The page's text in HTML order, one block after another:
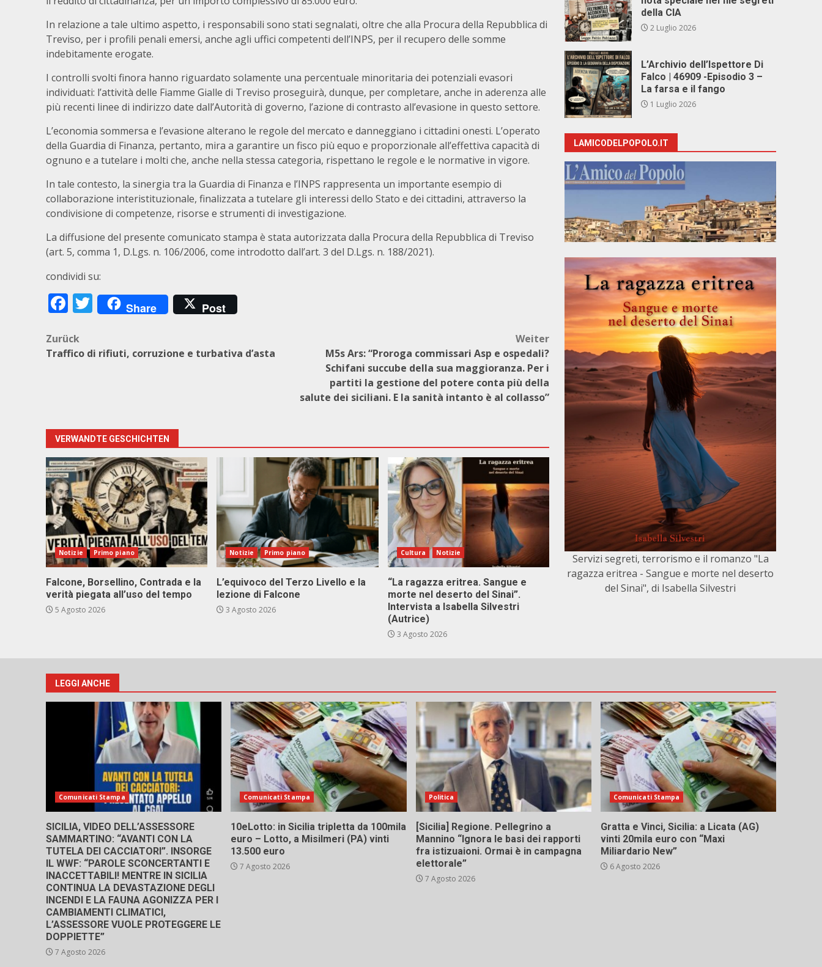
In relazione a tale ultimo aspetto, i responsabili sono stati segnalati, oltre che alla Procura della Repubblica di
Treviso, per i profili penali emersi, anche agli uffici competenti dell’INPS, per il recupero delle somme
indebitamente erogate.
I controlli svolti finora hanno riguardato solamente una percentuale minoritaria dei potenziali evasori
individuati: l’attività delle Fiamme Gialle di Treviso proseguirà, dunque, per completare, anche in aderenza alle
più recenti linee di indirizzo date dall’Autorità di governo, l’azione di contrasto all’evasione in questo settore.
L’economia sommersa e l’evasione alterano le regole del mercato e danneggiano i cittadini onesti. L’operato
della Guardia di Finanza, pertanto, mira a garantire un fisco più equo e proporzionale all’effettiva capacità di
ognuno e a tutelare i molti che, anche nella stessa categoria, rispettano le regole e le normative in vigore.
In tale contesto, la sinergia tra la Guardia di Finanza e l’INPS rappresenta un importante esempio di
collaborazione interistituzionale, finalizzata a tutelare gli interessi dello Stato e dei cittadini, attraverso la
condivisione di competenze, risorse e strumenti di investigazione.
La diffusione del presente comunicato stampa è stata autorizzata dalla Procura della Repubblica di Treviso
(art. 5, comma 1, D.Lgs. n. 106/2006, come introdotto dall’art. 3 del D.Lgs. n. 188/2021).
condividi su:
Facebook
Twitter
Share Post
Beitragsnavigation
Zurück
Traffico di rifiuti, corruzione e turbativa d’asta
Weiter
M5s Ars: “Proroga commissari Asp e ospedali?
Schifani succube della sua maggioranza. Per i
partiti la gestione del potere conta più della
salute dei siciliani. E la sanità intanto è al collasso”
VERWANDTE GESCHICHTEN
Notizie Primo piano
Falcone, Borsellino, Contrada e la
verità piegata all’uso del tempo
5 Agosto 2026
Notizie Primo piano
L’equivoco del Terzo Livello e la
lezione di Falcone
3 Agosto 2026
Cultura Notizie
“La ragazza eritrea. Sangue e
morte nel deserto del Sinai”.
Intervista a Isabella Silvestri
(Autrice)
3 Agosto 2026
della CIA
2 Luglio 2026
L’Archivio dell’Ispettore Di
Falco | 46909 -Episodio 3 –
La farsa e il fango
1 Luglio 2026
LAMICODELPOPOLO.IT
Servizi segreti, terrorismo e il romanzo "La
ragazza eritrea - Sangue e morte nel deserto
del Sinai", di Isabella Silvestri
LEGGI ANCHE
Comunicati Stampa
SICILIA, VIDEO DELL’ASSESSORE
SAMMARTINO: “AVANTI CON LA
TUTELA DEI CACCIATORI”. INSORGE
IL WWF: “PAROLE SCONCERTANTI E
INACCETTABILI! MENTRE IN SICILIA
CONTINUA LA DEVASTAZIONE DEGLI
INCENDI E LA FAUNA AGONIZZA PER I
CAMBIAMENTI CLIMATICI,
L’ASSESSORE VUOLE PROTEGGERE LE
DOPPIETTE”
7 Agosto 2026
Comunicati Stampa
10eLotto: in Sicilia tripletta da 100mila
euro – Lotto, a Misilmeri (PA) vinti
13.500 euro
7 Agosto 2026
Politica
[Sicilia] Regione. Pellegrino a
Mannino “Ignora le basi dei rapporti
fra istizuaioni. Ormai è in campagna
elettorale”
7 Agosto 2026
Comunicati Stampa
Gratta e Vinci, Sicilia: a Licata (AG)
vinti 20mila euro con “Maxi
Miliardario New”
6 Agosto 2026